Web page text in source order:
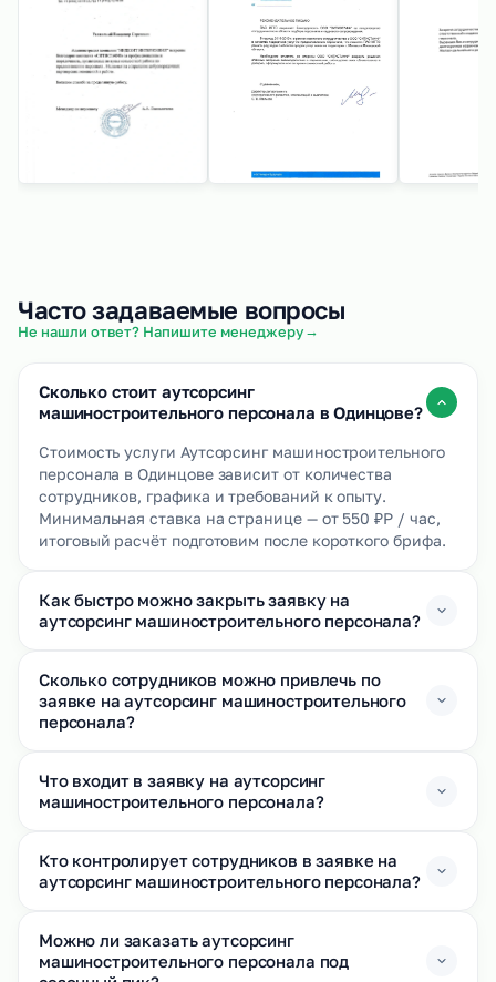
Часто задаваемые вопросы
Не нашли ответ? Напишите менеджеру→
Сколько стоит аутсорсинг
машиностроительного персонала в Одинцове?
Стоимость услуги Аутсорсинг машиностроительного
персонала в Одинцове зависит от количества
сотрудников, графика и требований к опыту.
Минимальная ставка на странице — от 550 ₽Р / час,
итоговый расчёт подготовим после короткого брифа.
Как быстро можно закрыть заявку на
аутсорсинг машиностроительного персонала?
Сколько сотрудников можно привлечь по
заявке на аутсорсинг машиностроительного
персонала?
Что входит в заявку на аутсорсинг
машиностроительного персонала?
Кто контролирует сотрудников в заявке на
аутсорсинг машиностроительного персонала?
Можно ли заказать аутсорсинг
машиностроительного персонала под